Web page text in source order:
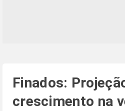
Finados:
crescimento na